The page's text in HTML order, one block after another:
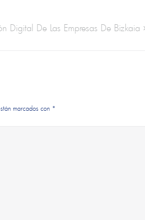
Digital De Las Empresas De Bizkaia
marcados con *